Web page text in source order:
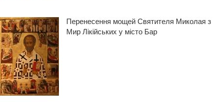
Перенесення мощей Святителя Миколая з
Мир Лікійських у місто Бар